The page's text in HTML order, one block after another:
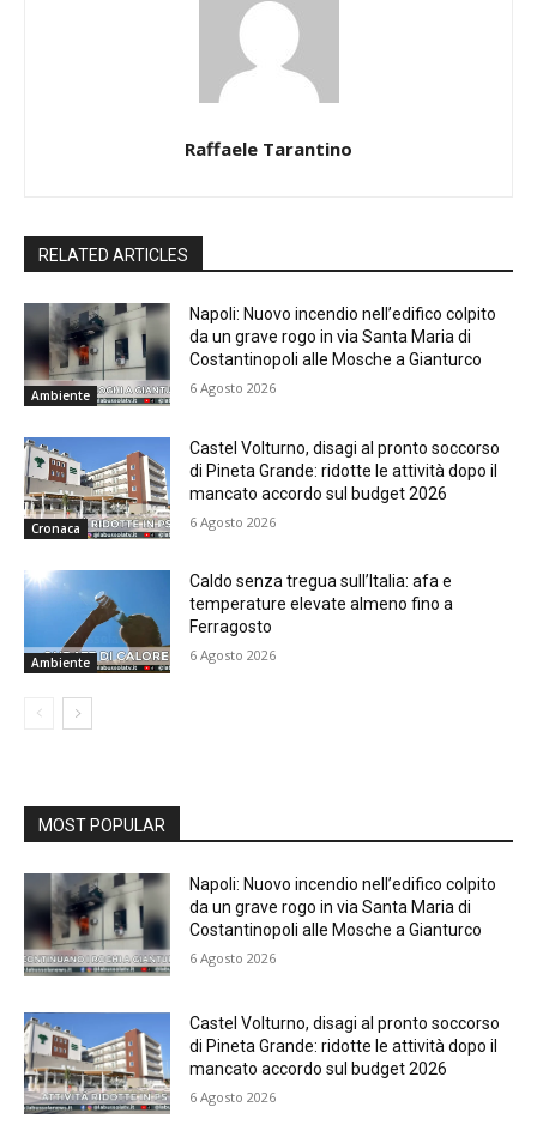
Raffaele Tarantino
RELATED ARTICLES
Ambiente
Napoli: Nuovo incendio nell’edifico colpito
da un grave rogo in via Santa Maria di
Costantinopoli alle Mosche a Gianturco
6 Agosto 2026
Cronaca
Castel Volturno, disagi al pronto soccorso
di Pineta Grande: ridotte le attività dopo il
mancato accordo sul budget 2026
6 Agosto 2026
Ambiente
Caldo senza tregua sull’Italia: afa e
temperature elevate almeno fino a
Ferragosto
6 Agosto 2026
MOST POPULAR
Napoli: Nuovo incendio nell’edifico colpito
da un grave rogo in via Santa Maria di
Costantinopoli alle Mosche a Gianturco
6 Agosto 2026
Castel Volturno, disagi al pronto soccorso
di Pineta Grande: ridotte le attività dopo il
mancato accordo sul budget 2026
6 Agosto 2026